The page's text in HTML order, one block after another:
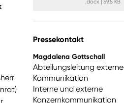
.docx 59,5 KB
Pressekontakt
Magdalena Gottschall
Abteilungsleitung externe
Kommunikation
Interne und externe
Konzernkommunikation